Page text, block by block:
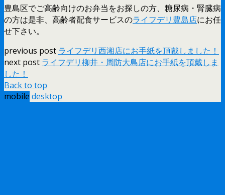
豊島区でご高齢向けのお弁当をお探しの方、糖尿病・腎臓病
の方は是非、高齢者配食サービスのライフデリ豊島店にお任
せ下さい。
previous post ライフデリ西湘店にお手紙を頂戴しました！
next post ライフデリ柳井・周防大島店にお手紙を頂戴しま
した！
Back to top
mobile desktop